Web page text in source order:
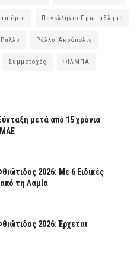
όρια Πανελλήνιο Πρωτάθλημα
Ράλλυ Ράλλυ Ακρόπολις
Συμμετοχές ΦΙΛΜΠΑ
μετά από 15 χρόνια
2026: Με 6 Ειδικές
τη Λαμία
2026: Έρχεται